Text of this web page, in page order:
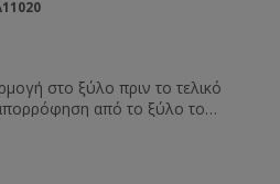
στο ξύλο πριν το τελικό
από το ξύλο του
με αποτέλεσμα να έχουμε
( που κοστίζουν
).